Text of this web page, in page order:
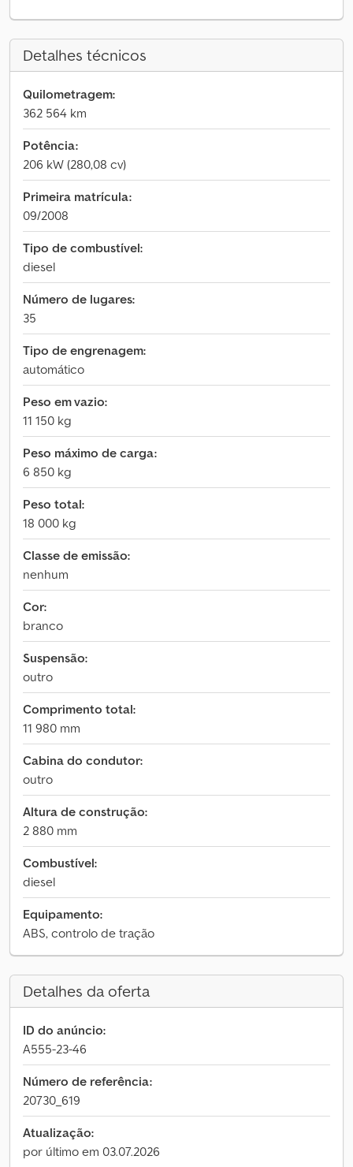
Detalhes técnicos
Quilometragem:
362 564 km
Potência:
206 kW (280,08 cv)
Primeira matrícula:
09/2008
Tipo de combustível:
diesel
Número de lugares:
35
Tipo de engrenagem:
automático
Peso em vazio:
11 150 kg
Peso máximo de carga:
6 850 kg
Peso total:
18 000 kg
Classe de emissão:
nenhum
Cor:
branco
Suspensão:
outro
Comprimento total:
11 980 mm
Cabina do condutor:
outro
Altura de construção:
2 880 mm
Combustível:
diesel
Equipamento:
ABS, controlo de tração
Detalhes da oferta
ID do anúncio:
A555-23-46
Número de referência:
20730_619
Atualização:
por último em 03.07.2026